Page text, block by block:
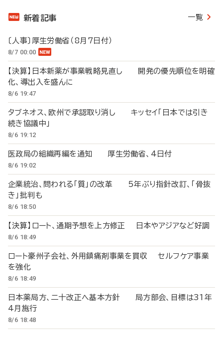
新着記事 一覧
〔人事〕厚生労働省（8月7日付）
8/7 00:00
【決算】日本新薬が事業戦略見直し 開発の優先順位を明確
化、導出入を盛んに
8/6 19:47
タブネオス、欧州で承認取り消し キッセイ「日本では引き
続き協議中」
8/6 19:12
医政局の組織再編を通知 厚生労働省、4日付
8/6 19:02
企業統治、問われる「質」の改革 5年ぶり指針改訂、「骨抜
き」批判も
8/6 18:50
【決算】ロート、通期予想を上方修正 日本やアジアなど好調
8/6 18:49
ロート豪州子会社、外用鎮痛剤事業を買収 セルフケア事業
を強化
8/6 18:49
日本薬局方、二十改正へ基本方針 局方部会、目標は31年
4月施行
8/6 18:48